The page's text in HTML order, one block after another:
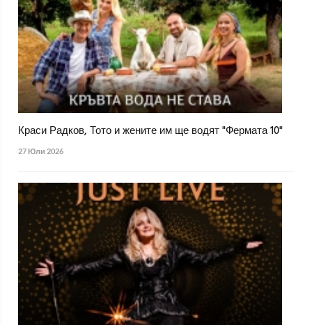
Краси Радков, Тото и жените им ще водят "Фермата 10"
27 Юли 2026